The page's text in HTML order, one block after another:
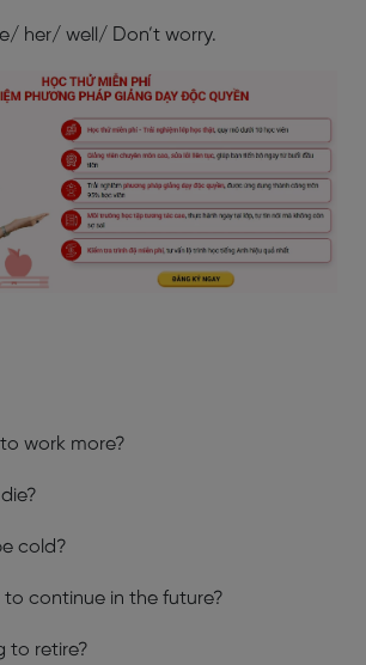
her/ well/ Don’t worry.
work more?
cold?
to continue in the future?
to retire?